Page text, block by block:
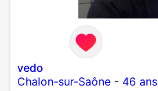
vedo
Chalon-sur-Saône - 46 ans